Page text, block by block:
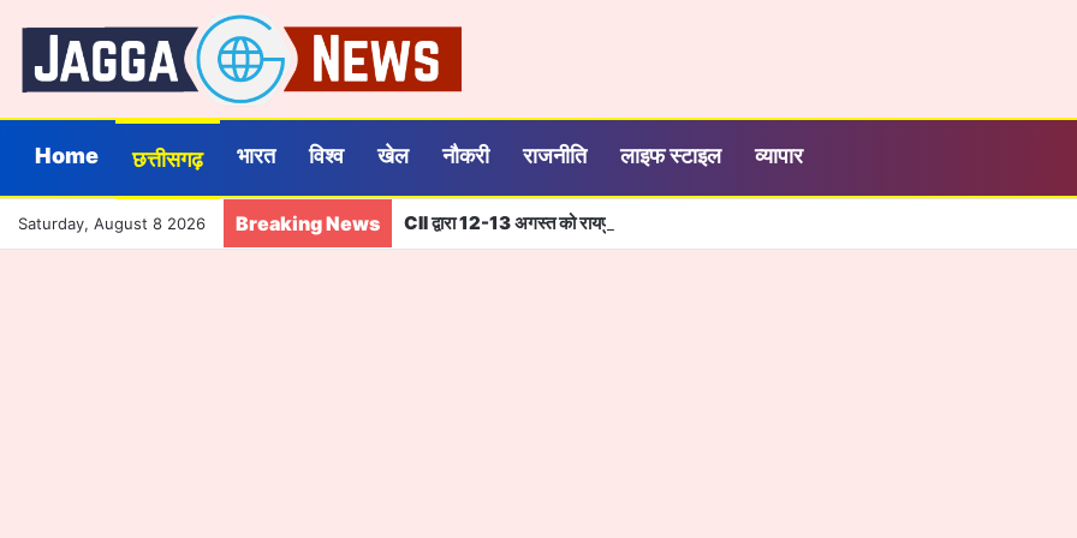
Home छत्तीसगढ़ भारत विश्व खेल नौकरी राजनीति लाइफ स्टाइल व्यापार
Saturday, August 8 2026 Breaking News CII द्वारा 12-13 अगस्त को रायपुर में होगा ग्रीन स्टील एवं माइनिंग समिट 2026 का आयोजन